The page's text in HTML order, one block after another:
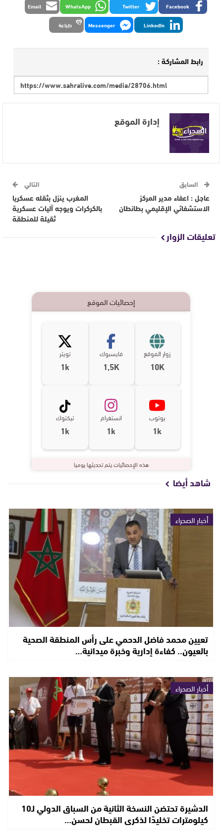
Facebook
Twitter
WhatsApp
Email
LinkedIn
Messenger طباعة
رابط المشاركة :
إدارة الموقع
السابق
عاجل : اعفاء مدير المركز
الاستشفائي الإقليمي بطانطان
التالي
المغرب ينزل بثقله عسكريا
بالكركرات ويوجه آليات عسكرية
ثقيلة للمنطقة
تعليقات الزوار
إحصائيات الموقع
زوار الموقع
10K
فايسبوك
1,5K
تويتر
1k
يوتوب
1k
انستغرام
1k
تيكتوك
1k
هذه الإحصائيات يتم تحديثها يوميا
شاهد أيضا
أخبار الصحراء
تعيين محمد فاضل الدحمي على رأس المنطقة الصحية
بالعيون.. كفاءة إدارية وخبرة ميدانية…
أخبار الصحراء
الدشيرة تحتضن النسخة الثانية من السباق الدولي لـ10
كيلومترات تخليدًا لذكرى القبطان لحسن…